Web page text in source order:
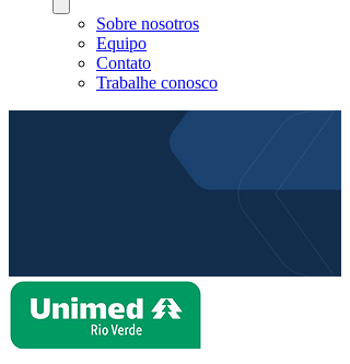
Sobre nosotros
Equipo
Contato
Trabalhe conosco